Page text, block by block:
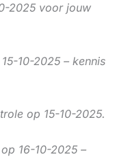
2025 voor jouw
10-2025 – kennis
op 15-10-2025.
16-10-2025 –